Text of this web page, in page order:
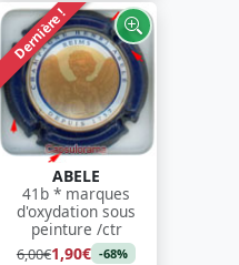
Dernière !
ABELE
41b * marques
d'oxydation sous
peinture /ctr
6,00€1,90€ -68%